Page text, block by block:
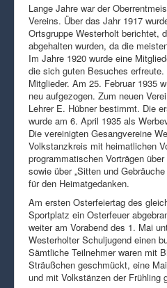
Lange Jahre war der
Vereins. Über das Jahr 1917
Ortsgruppe Westerholt berichtet,
abgehalten wurden, da die
Im Jahre 1920 wurde eine
die sich guten Besuches
Mitglieder. Am 25. Februar 1935
neu aufgezogen. Zum neuen
Lehrer E. Hübner bestimmt. Die
wurde am 6. April 1935 als
Die vereinigten Gesangvereine
Volkstanzkreis mit heimatlichen
programmatischen Vorträgen über
sowie über „Sitten und
für den Heimatgedanken.
Am ersten Osterfeiertag des
Sportplatz ein Osterfeuer
weiter am Vorabend des 1. Mai
Westerholter Schuljugend einen
Sämtliche Teilnehmer waren mit
Sträußchen geschmückt, eine
und mit Volkstänzen der Frühling